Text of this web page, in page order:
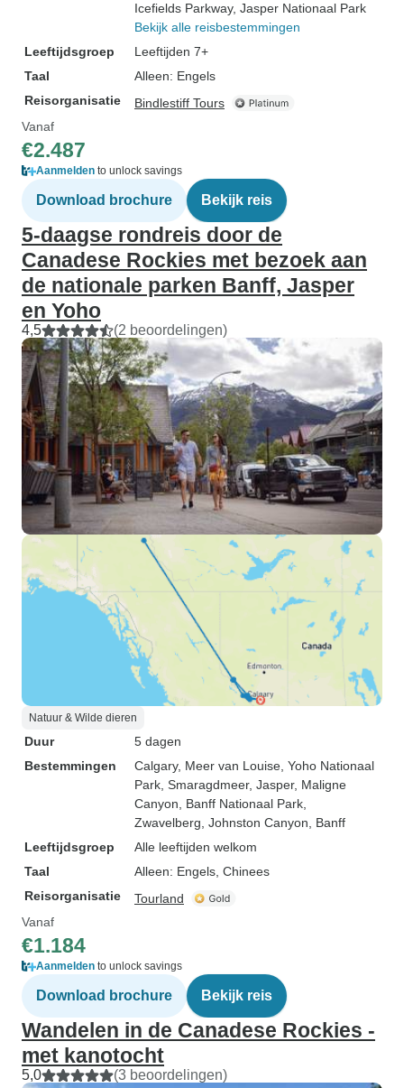
Icefields Parkway, Jasper Nationaal Park
Bekijk alle reisbestemmingen
Leeftijdsgroep
Leeftijden 7+
Taal
Alleen: Engels
Reisorganisatie
Bindlestiff Tours
Vanaf
€2.487
Aanmelden to unlock savings
Download brochure Bekijk reis
5-daagse rondreis door de
Canadese Rockies met bezoek aan
de nationale parken Banff, Jasper
en Yoho
4,5 (2 beoordelingen)
Natuur & Wilde dieren
Duur
5 dagen
Bestemmingen
Calgary, Meer van Louise , Yoho Nationaal
Park , Smaragdmeer, Jasper, Maligne
Canyon , Banff Nationaal Park
Zwavelberg , Johnston Canyon , Banff
Leeftijdsgroep
Alle leeftijden welkom
Taal
Alleen: Engels, Chinees
Reisorganisatie
Tourland
Vanaf
€1.184
Aanmelden to unlock savings
Download brochure Bekijk reis
Wandelen in de Canadese Rockies -
met kanotocht
5,0 (3 beoordelingen)